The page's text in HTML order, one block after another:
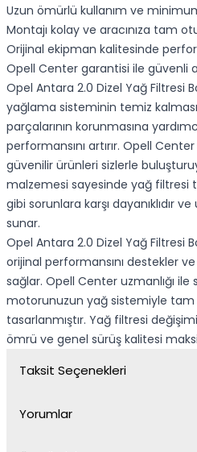
Uzun ömürlü kullanım ve
Montajı kolay ve aracınıza tam
Orijinal ekipman kalitesinde
Opell Center garantisi ile güvenli
Opel Antara 2.0 Dizel Yağ Filtresi
yağlama sisteminin temiz
parçalarının korunmasına
performansını artırır. Opell
güvenilir ürünleri sizlerle
malzemesi sayesinde yağ filtresi
gibi sorunlara karşı dayanıklıdır
sunar.
Opel Antara 2.0 Dizel Yağ Filtresi
orijinal performansını destekler
sağlar. Opell Center uzmanlığı
motorunuzun yağ sistemiyle
tasarlanmıştır. Yağ filtresi
ömrü ve genel sürüş kalitesi
Taksit Seçenekleri
Yorumlar